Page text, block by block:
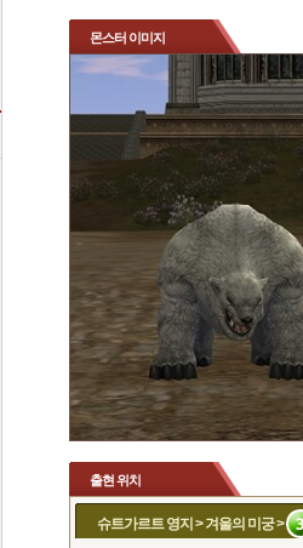
몬스터 이미지
출현 위치
슈트가르트 영지 > 겨울의 미궁 >